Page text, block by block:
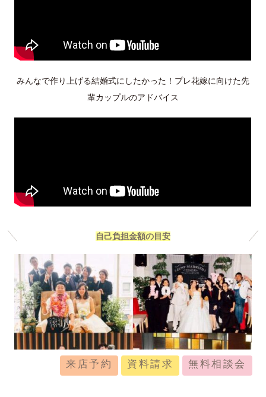
無料相談会
資料請求
来店予約
みんなで作り上げる結婚式にしたかった！プレ花嫁に向けた先
輩カップルのアドバイス
自己負担金額の目安